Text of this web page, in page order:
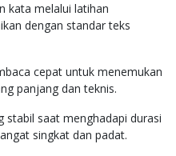
kata melalui latihan
dengan standar teks
cepat untuk menemukan
panjang dan teknis.
stabil saat menghadapi durasi
singkat dan padat.